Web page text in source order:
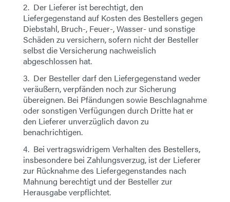
2. Der Lieferer ist berechtigt, den
Liefergegenstand auf Kosten des Bestellers gegen
Diebstahl, Bruch-, Feuer-, Wasser- und sonstige
Schäden zu versichern, sofern nicht der Besteller
selbst die Versicherung nachweislich
abgeschlossen hat.
3. Der Besteller darf den Liefergegenstand weder
veräußern, verpfänden noch zur Sicherung
übereignen. Bei Pfändungen sowie Beschlagnahme
oder sonstigen Verfügungen durch Dritte hat er
den Lieferer unverzüglich davon zu
benachrichtigen.
4. Bei vertragswidrigem Verhalten des Bestellers,
insbesondere bei Zahlungsverzug, ist der Lieferer
zur Rücknahme des Liefergegenstandes nach
Mahnung berechtigt und der Besteller zur
Herausgabe verpflichtet.